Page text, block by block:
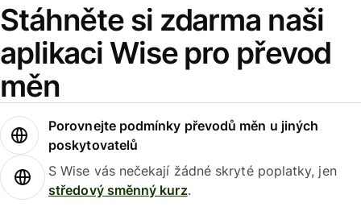
Stáhněte si zdarma naši
aplikaci Wise pro převod
měn
Porovnejte podmínky převodů měn u jiných
poskytovatelů
S Wise vás nečekají žádné skryté poplatky, jen
středový směnný kurz.